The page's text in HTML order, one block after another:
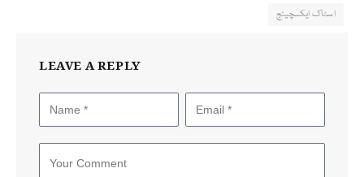
اسٹاک ایکسچینج
LEAVE A REPLY